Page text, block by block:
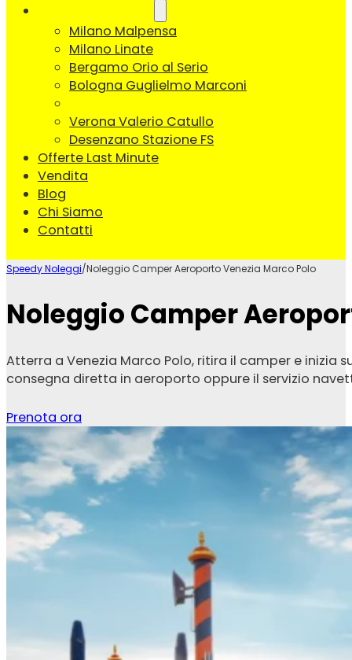
Milano Malpensa
Milano Linate
Bergamo Orio al Serio
Bologna Guglielmo Marconi
Verona Valerio Catullo
Desenzano Stazione FS
Offerte Last Minute
Vendita
Blog
Chi Siamo
Contatti
Speedy Noleggi/Noleggio Camper Aeroporto Venezia Marco Polo
Noleggio Camper
Atterra a Venezia Marco Polo, ritira il camper e inizia
consegna diretta in aeroporto oppure il servizio
Prenota ora